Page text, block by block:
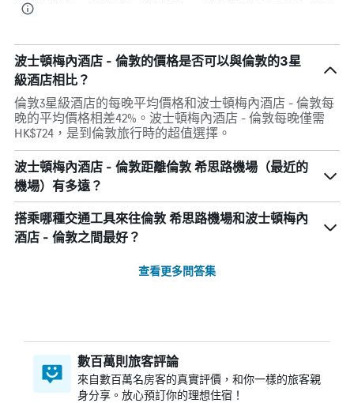
波士頓梅內酒店 - 倫敦的價格是否可以與倫敦的3星
級酒店相比？
倫敦3星級酒店的每晚平均價格和波士頓梅內酒店 - 倫敦每
晚的平均價格相差42%。波士頓梅內酒店 - 倫敦每晚僅需
HK$724，是到倫敦旅行時的超值選擇。
波士頓梅內酒店 - 倫敦距離倫敦 希思路機場（最近的
機場）有多遠？
搭乘哪種交通工具來往倫敦 希思路機場和波士頓梅內
酒店 - 倫敦之間最好？
查看更多問答集
數百萬則旅客評論
來自數百萬名房客的真實評價，和你一樣的旅客親
身分享。放心預訂你的理想住宿！